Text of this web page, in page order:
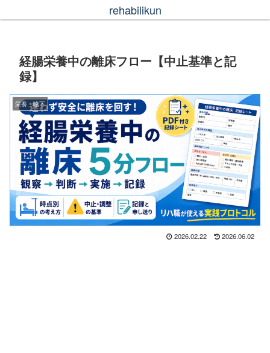
rehabilikun
経腸栄養中の離床フロー【中止基準と記
録】
栄養・嚥下
2026.02.22 2026.06.02